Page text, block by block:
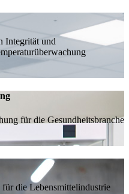
Integrität und
für die Gesundheitsbranche
die Lebensmittelindustrie